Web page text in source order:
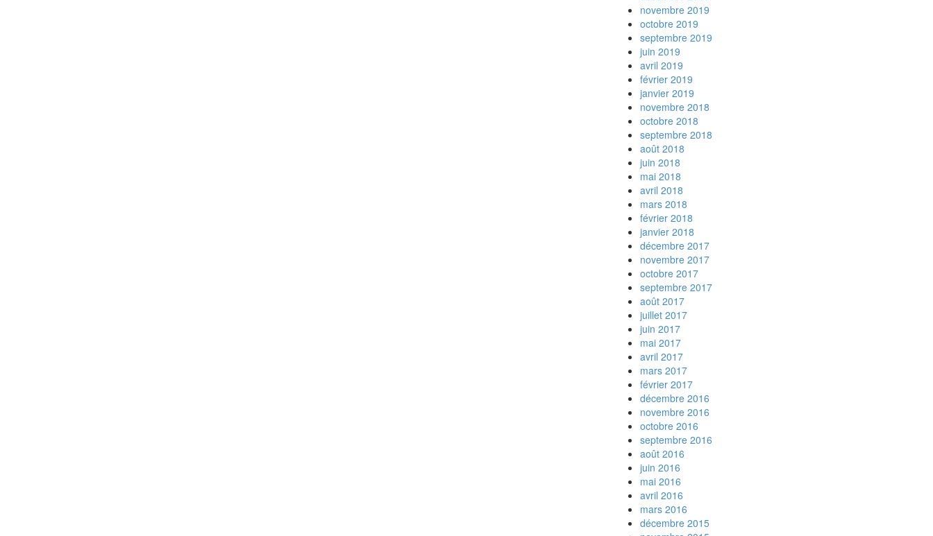
novembre 2019
octobre 2019
septembre 2019
juin 2019
avril 2019
février 2019
janvier 2019
novembre 2018
octobre 2018
septembre 2018
août 2018
juin 2018
mai 2018
avril 2018
mars 2018
février 2018
janvier 2018
décembre 2017
novembre 2017
octobre 2017
septembre 2017
août 2017
juillet 2017
juin 2017
mai 2017
avril 2017
mars 2017
février 2017
décembre 2016
novembre 2016
octobre 2016
septembre 2016
août 2016
juin 2016
mai 2016
avril 2016
mars 2016
décembre 2015